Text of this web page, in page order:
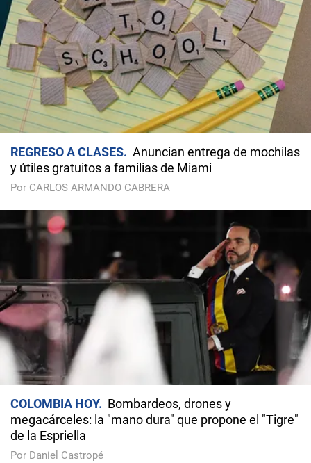
REGRESO A CLASES
Anuncian entrega de mochilas
y útiles gratuitos a familias de Miami
Por CARLOS ARMANDO CABRERA
COLOMBIA HOY
Bombardeos, drones y
megacárceles: la "mano dura" que propone el "Tigre"
de la Espriella
Por Daniel Castropé